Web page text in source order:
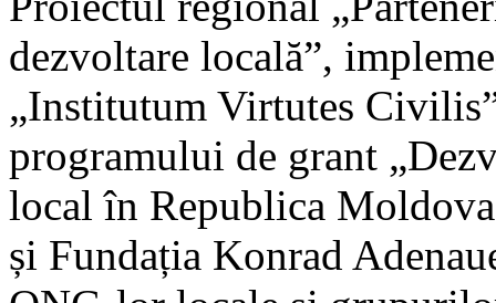
dezvoltare locală”,
„Institutum Virtutes
programului de grant
local în Republica
și Fundația Konrad